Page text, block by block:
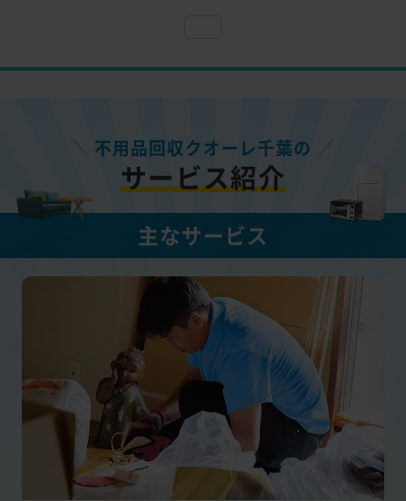
不用品回収クオーレ千葉の
サービス紹介
主なサービス